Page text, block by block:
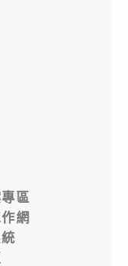
區
網